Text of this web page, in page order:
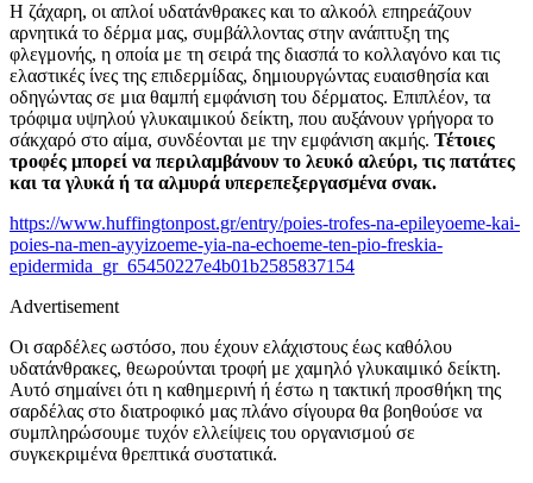
Η ζάχαρη, οι απλοί υδατάνθρακες και το αλκοόλ επηρεάζουν
αρνητικά το δέρμα μας, συμβάλλοντας στην ανάπτυξη της
φλεγμονής, η οποία με τη σειρά της διασπά το κολλαγόνο και τις
ελαστικές ίνες της επιδερμίδας, δημιουργώντας ευαισθησία και
οδηγώντας σε μια θαμπή εμφάνιση του δέρματος. Επιπλέον, τα
τρόφιμα υψηλού γλυκαιμικού δείκτη, που αυξάνουν γρήγορα το
σάκχαρό στο αίμα, συνδέονται με την εμφάνιση ακμής. Τέτοιες
τροφές μπορεί να περιλαμβάνουν το λευκό αλεύρι, τις πατάτες
και τα γλυκά ή τα αλμυρά υπερεπεξεργασμένα σνακ.
https://www.huffingtonpost.gr/entry/poies-trofes-na-epileyoeme-kai-
poies-na-men-ayyizoeme-yia-na-echoeme-ten-pio-freskia-
epidermida_gr_65450227e4b01b2585837154
Advertisement
Οι σαρδέλες ωστόσο, που έχουν ελάχιστους έως καθόλου
υδατάνθρακες, θεωρούνται τροφή με χαμηλό γλυκαιμικό δείκτη.
Αυτό σημαίνει ότι η καθημερινή ή έστω η τακτική προσθήκη της
σαρδέλας στο διατροφικό μας πλάνο σίγουρα θα βοηθούσε να
συμπληρώσουμε τυχόν ελλείψεις του οργανισμού σε
συγκεκριμένα θρεπτικά συστατικά.